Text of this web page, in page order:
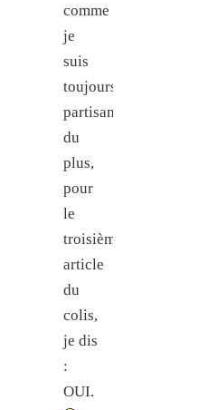
comme
je
suis
toujours
partisane
du
plus,
pour
le
troisième
article
du
colis,
je dis
:
OUI.